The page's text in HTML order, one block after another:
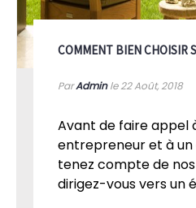
COMMENT BIEN CHOISIR
ParAdminle 22Août, 2018
Avant de faire appel
entrepreneur et à
tenez compte de
dirigez-vous vers un